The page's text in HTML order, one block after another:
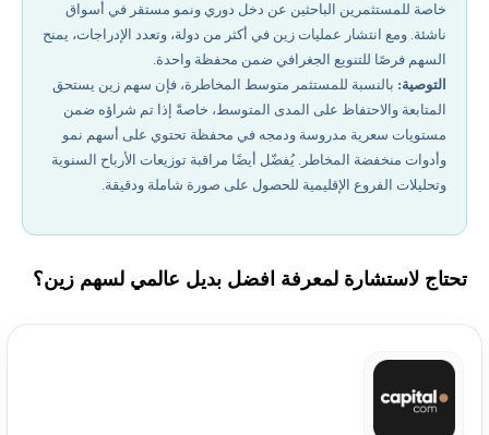
خاصة للمستثمرين الباحثين عن دخل دوري ونمو مستقر في أسواق
ناشئة. ومع انتشار عمليات زين في أكثر من دولة، وتعدد الإدراجات، يمنح
السهم فرصًا للتنويع الجغرافي ضمن محفظة واحدة.
التوصية: بالنسبة للمستثمر متوسط المخاطرة، فإن سهم زين يستحق
المتابعة والاحتفاظ على المدى المتوسط، خاصةً إذا تم شراؤه ضمن
مستويات سعرية مدروسة ودمجه في محفظة تحتوي على أسهم نمو
وأدوات منخفضة المخاطر. يُفضّل أيضًا مراقبة توزيعات الأرباح السنوية
وتحليلات الفروع الإقليمية للحصول على صورة شاملة ودقيقة.
تحتاج لاستشارة لمعرفة افضل بديل عالمي لسهم زين؟